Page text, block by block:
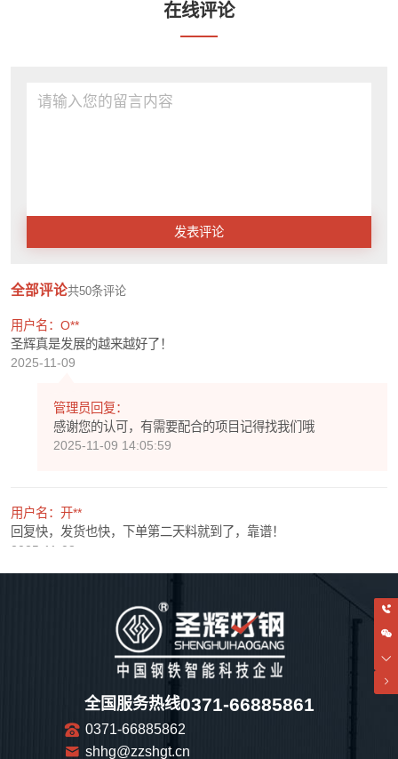
在线评论
发表评论
全部评论共50条评论
用户名：O**
圣辉真是发展的越来越好了！
2025-11-09
管理员回复：
感谢您的认可，有需要配合的项目记得找我们哦
2025-11-09 14:05:59
用户名：开**
回复快，发货也快，下单第二天料就到了，靠谱！
2025-11-08
感谢您的认可，期待以后和您还有很多次愉快的合作！
2025-11-08 14:06:11
2025-11-07
全国服务热线0371-66885861
0371-66885862
shhg@zzshgt.cn